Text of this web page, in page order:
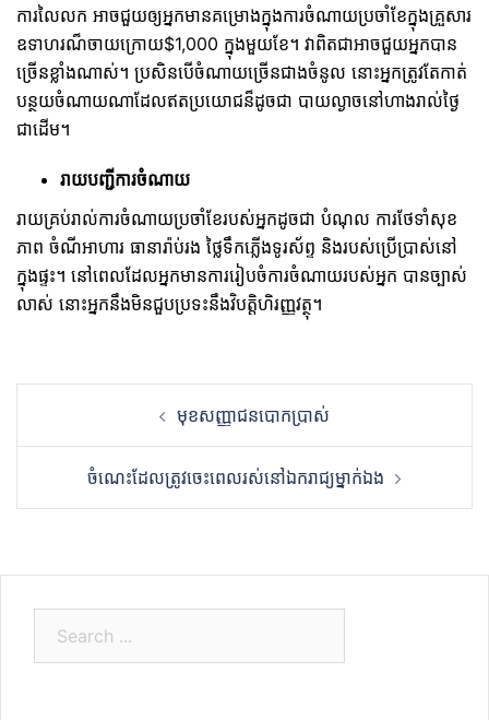
ការលៃលក អាចជួយឲ្យអ្នកមានគម្រោងក្នុងការចំណាយប្រចាំខែក្នុងគ្រួសារ
ឧទាហរណ៏ចាយក្រោយ$1,000 ក្នុងមួយខែ។ វាពិតជាអាចជួយអ្នកបាន
ច្រើនខ្លាំងណាស់។ ប្រសិនបើចំណាយច្រើនជាងចំនូល នោះអ្នកត្រូវតែកាត់
បន្ថយចំណាយណាដែលឥតប្រយោជន៏ដូចជា បាយល្ងាចនៅហាង​រាល់ថ្ងៃ
ជាដើម។
រាយបញ្ជីការចំណាយ
រាយគ្រប់រាល់ការចំណាយប្រចាំខែរបស់អ្នកដូចជា បំណុល ការថែទាំសុខ
ភាព ចំណីអាហារ​ ធានារ៉ាប់រង ថ្លៃទឹកភ្លើងទូរស័ព្ទ និងរបស់ប្រើប្រាស់នៅ
ក្នុងផ្ទះ។ នៅពេលដែលអ្នកមានការរៀបចំការចំណាយរបស់អ្នក បានច្បាស់
លាស់​ នោះអ្នកនឹងមិនជួបប្រទះនឹងវិបត្តិហិរញ្ញវត្ថុ។
មុខសញ្ញាជនបោកប្រាស់
ចំណេះដែលត្រូវចេះពេលរស់នៅឯករាជ្យម្នាក់ឯង